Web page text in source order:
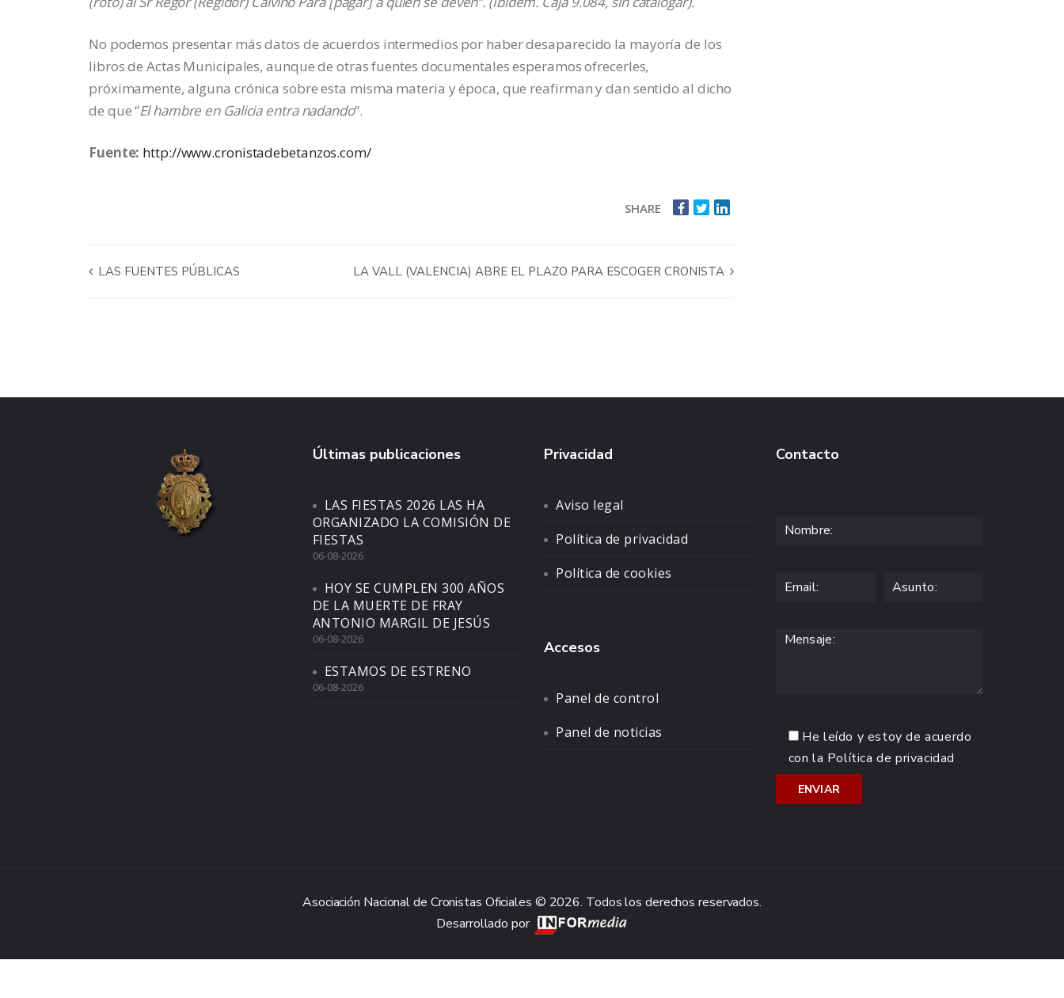
No podemos presentar más datos de acuerdos intermedios por haber desaparecido la mayoría de los
libros de Actas Municipales, aunque de otras fuentes documentales esperamos ofrecerles,
próximamente, alguna crónica sobre esta misma materia y época, que reafirman y dan sentido al dicho
de que “El hambre en Galicia entra nadando”.
Fuente: http://www.cronistadebetanzos.com/
SHARE
LAS FUENTES PÚBLICAS LA VALL (VALENCIA) ABRE EL PLAZO PARA ESCOGER CRONISTA
Últimas publicaciones
LAS FIESTAS 2026 LAS HA
ORGANIZADO LA COMISIÓN DE
FIESTAS
06-08-2026
HOY SE CUMPLEN 300 AÑOS
DE LA MUERTE DE FRAY
ANTONIO MARGIL DE JESÚS
06-08-2026
ESTAMOS DE ESTRENO
06-08-2026
Privacidad
Aviso legal
Política de privacidad
Política de cookies
Accesos
Panel de control
Panel de noticias
Contacto
He leído y estoy de acuerdo
con la Política de privacidad
Asociación Nacional de Cronistas Oficiales © 2026. Todos los derechos reservados.
Desarrollado por